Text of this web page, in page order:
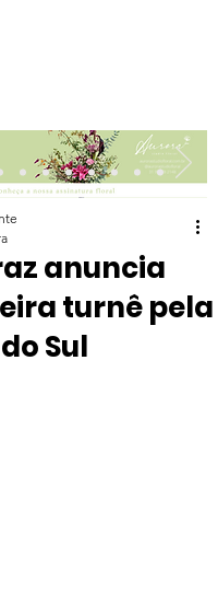
anuncia
turnê pela
Sul
NaN de 5 estrelas.